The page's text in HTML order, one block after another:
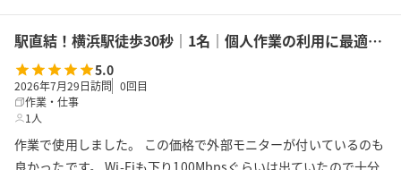
駅直結！横浜駅徒歩30秒｜1名｜個人作業の利用に最適！エキニア横浜｜5階ハマポート「コワーキングスペース」A
5.0
2026年7月29日訪問 0回目
作業・仕事
1人
作業で使用しました。 この価格で外部モニターが付いているのも
良かったです。 Wi-Fiも下り100Mbpsぐらいは出ていたので十分